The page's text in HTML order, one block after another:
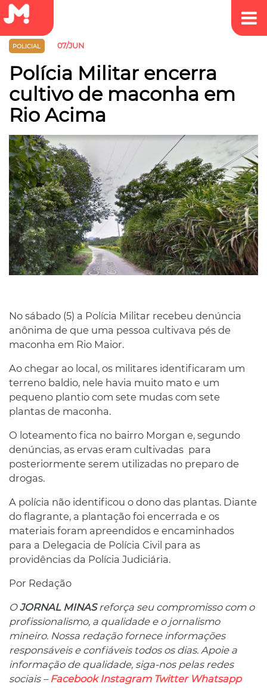
POLICIAL 07/JUN
Polícia Militar encerra
cultivo de maconha em
Rio Acima
No sábado (5) a Polícia Militar recebeu denúncia
anônima de que uma pessoa cultivava pés de
maconha em Rio Maior.
Ao chegar ao local, os militares identificaram um
terreno baldio, nele havia muito mato e um
pequeno plantio com sete mudas com sete
plantas de maconha.
O loteamento fica no bairro Morgan e, segundo
denúncias, as ervas eram cultivadas para
posteriormente serem utilizadas no preparo de
drogas.
A polícia não identificou o dono das plantas. Diante
do flagrante, a plantação foi encerrada e os
materiais foram apreendidos e encaminhados
para a Delegacia de Polícia Civil para as
providências da Polícia Judiciária.
Por Redação
OJORNAL MINASreforça seu compromisso com o
profissionalismo, a qualidade e o jornalismo
mineiro. Nossa redação fornece informações
responsáveis ​​e confiáveis ​​todos os dias. Apoie a
informação de qualidade, siga-nos pelas redes
sociais – Facebook Instagram Twitter Whatsapp